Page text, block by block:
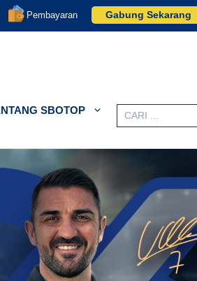
Pembayaran Gabung Sekarang
SBOTOP
Search
for: